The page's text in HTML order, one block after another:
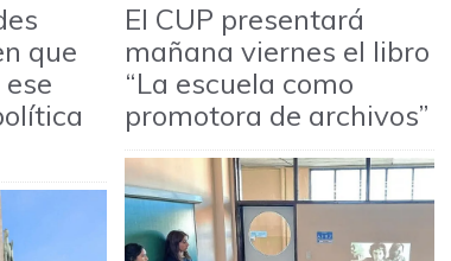
que
El CUP presentará
mañana viernes el libro
“La escuela como
promotora de archivos”